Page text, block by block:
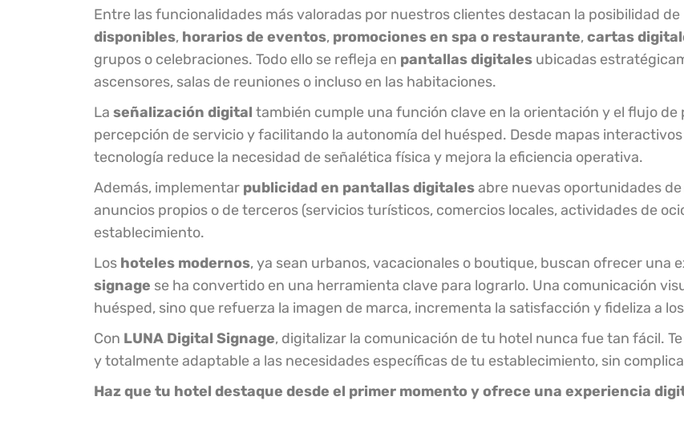
Entre las funcionalidades más valoradas por nuestros clientes destacan la posibilidad
disponibles, horarios de eventos, promociones en spa o restaurante,cartas
grupos o celebraciones. Todo ello se refleja en pantallas digitales ubicadas
ascensores, salas de reuniones o incluso en las habitaciones.
La señalización digital también cumple una función clave en la orientación y el flujo
percepción de servicio y facilitando la autonomía del huésped. Desde mapas
tecnología reduce la necesidad de señalética física y mejora la eficiencia operativa.
Además, implementar publicidad en pantallas digitalesabre nuevas oportunidades
anuncios propios o de terceros (servicios turísticos, comercios locales, actividades de
establecimiento.
Los hoteles modernos, ya sean urbanos, vacacionales o boutique, buscan ofrecer una
signage se ha convertido en una herramienta clave para lograrlo. Una comunicación
huésped, sino que refuerza la imagen de marca, incrementa la satisfacción y fideliza a
Con LUNA Digital Signage, digitalizar la comunicación de tu hotel nunca fue tan fácil.
y totalmente adaptable a las necesidades específicas de tu establecimiento, sin
Haz que tu hotel destaque desde el primer momento y ofrece una experiencia